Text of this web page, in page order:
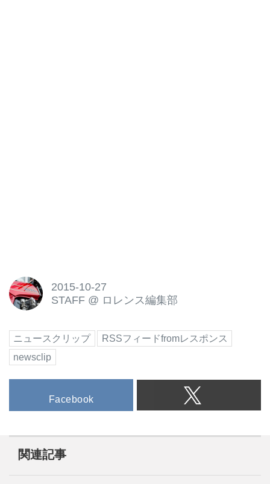
2015-10-27
STAFF @ ロレンス編集部
ニュースクリップ
RSSフィードfromレスポンス
newsclip
Facebook
関連記事